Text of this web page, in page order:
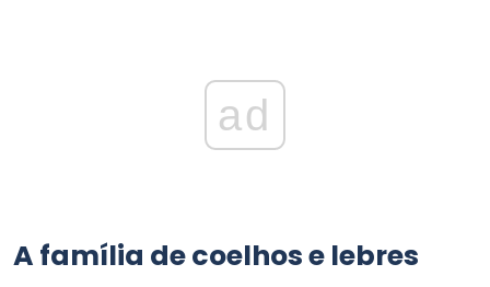
ad
A família de coelhos e lebres